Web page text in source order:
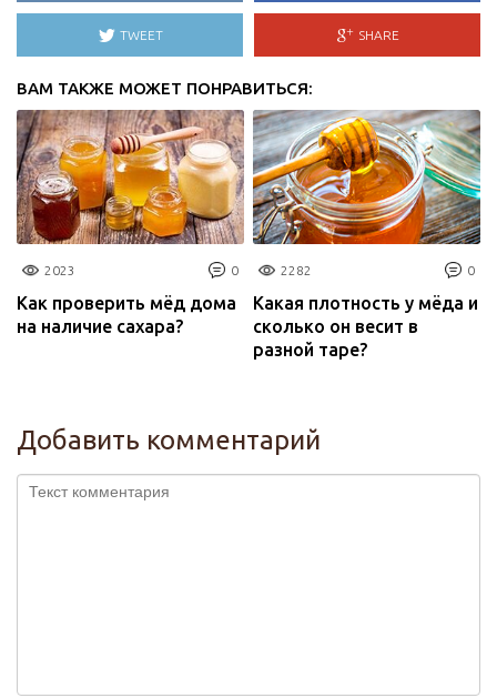
TWEET SHARE
ВАМ ТАКЖЕ МОЖЕТ ПОНРАВИТЬСЯ:
2023 0
Как проверить мёд дома
на наличие сахара?
2282 0
Какая плотность у мёда и
сколько он весит в
разной таре?
Добавить комментарий